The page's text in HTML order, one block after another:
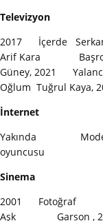
Televizyon
2017 İçerde
Arif Kara Başrol
Güney, 2021
Oğlum Tuğrul
İnternet
Yakında
oyuncusu
Sinema
2001 Fotoğraf
Aşk Garson , 2011